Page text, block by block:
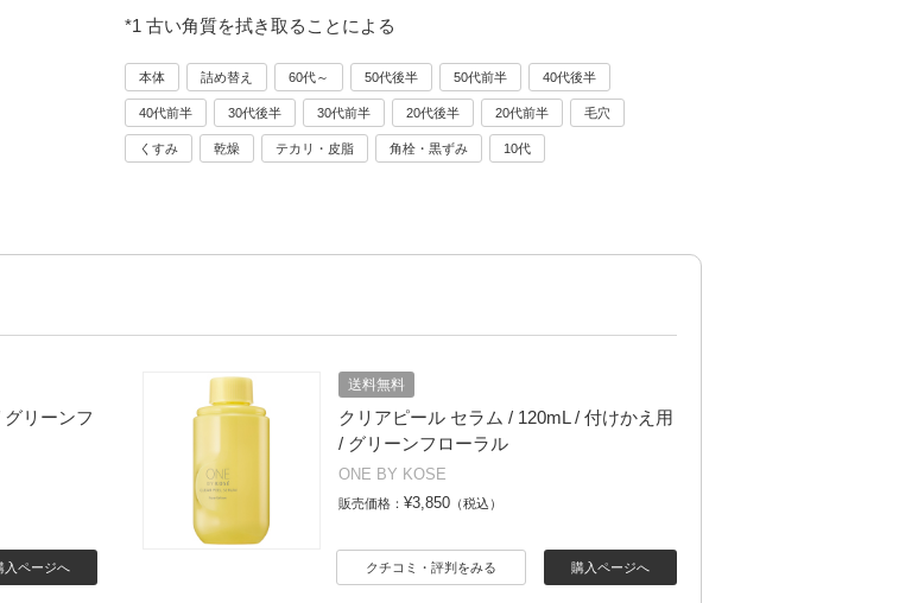
*1 古い角質を拭き取ることによる
本体 詰め替え 60代～ 50代後半 50代前半 40代後半
40代前半 30代後半 30代前半 20代後半 20代前半 毛穴
くすみ 乾燥 テカリ・皮脂 角栓・黒ずみ 10代
リーンフ
入ページへ
送料無料
クリアピール セラム / 120mL / 付けかえ用
/ グリーンフローラル
ONE BY KOSE
販売価格： ¥3,850 （税込）
購入ページへ
クチコミ・評判をみる